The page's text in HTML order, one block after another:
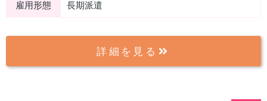
雇用形態 長期派遣
詳細を見る